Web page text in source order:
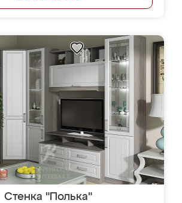
Стенка "Полька"